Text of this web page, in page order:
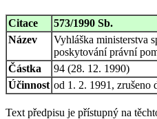
Citace
573/1990 Sb.
Název
Vyhláška ministerstva
poskytování právní
Částka
94 (28. 12. 1990)
Účinnost od 1. 2. 1991, zrušeno
Text předpisu je přístupný na